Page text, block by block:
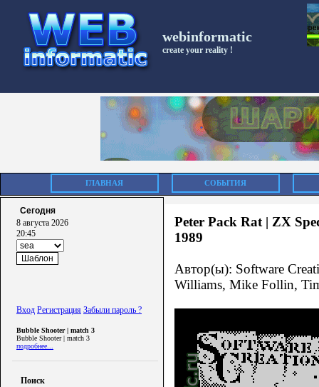
webinformatic
create your reality !
ГЛАВНАЯ СОБЫТИЯ
Сегодня
8 августа 2026
20:45
Вход Регистрация Забыли пароль ?
Bubble Shooter | match 3
Bubble Shooter | match 3
подробнее...
Поиск
Peter Pack Rat | ZX
1989
Автор(ы): Software
Williams, Mike Follin,